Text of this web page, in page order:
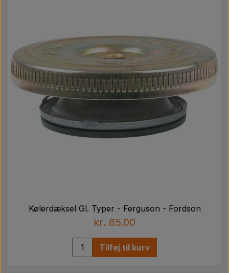
Kølerdæksel Gl. Typer - Ferguson - Fordson
kr. 85,00
Tilføj til kurv